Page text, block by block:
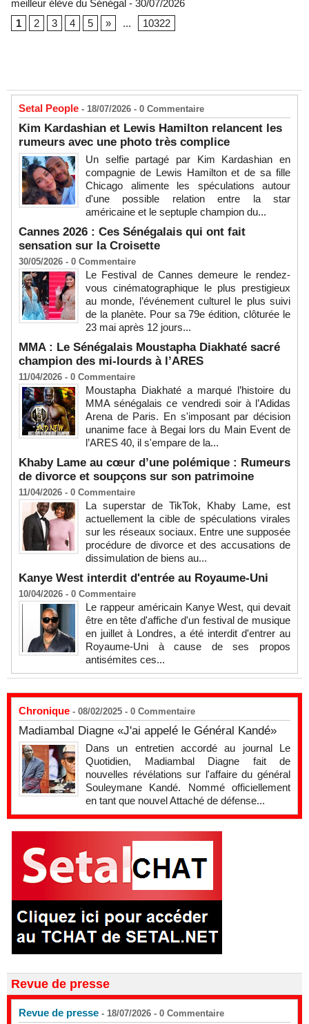
meilleur élève du Sénégal - 30/07/2026
1
2 3 4 5 » ... 10322
Setal People - 18/07/2026 - 0 Commentaire
Kim Kardashian et Lewis Hamilton relancent les
rumeurs avec une photo très complice
Un selfie partagé par Kim Kardashian en
compagnie de Lewis Hamilton et de sa fille
Chicago alimente les spéculations autour
d'une possible relation entre la star
américaine et le septuple champion du...
Cannes 2026 : Ces Sénégalais qui ont fait
sensation sur la Croisette
30/05/2026 - 0 Commentaire
Le Festival de Cannes demeure le rendez-
vous cinématographique le plus prestigieux
au monde, l’événement culturel le plus suivi
de la planète. Pour sa 79e édition, clôturée le
23 mai après 12 jours...
MMA : Le Sénégalais Moustapha Diakhaté sacré
champion des mi-lourds à l’ARES
11/04/2026 - 0 Commentaire
Moustapha Diakhaté a marqué l’histoire du
MMA sénégalais ce vendredi soir à l’Adidas
Arena de Paris. En s'imposant par décision
unanime face à Begai lors du Main Event de
l’ARES 40, il s'empare de la...
Khaby Lame au cœur d’une polémique : Rumeurs
de divorce et soupçons sur son patrimoine
11/04/2026 - 0 Commentaire
La superstar de TikTok, Khaby Lame, est
actuellement la cible de spéculations virales
sur les réseaux sociaux. Entre une supposée
procédure de divorce et des accusations de
dissimulation de biens au...
Kanye West interdit d'entrée au Royaume-Uni
10/04/2026 - 0 Commentaire
Le rappeur américain Kanye West, qui devait
être en tête d'affiche d'un festival de musique
en juillet à Londres, a été interdit d'entrer au
Royaume-Uni à cause de ses propos
antisémites ces...
Chronique - 08/02/2025 - 0 Commentaire
Madiambal Diagne «J'ai appelé le Général Kandé»
Dans un entretien accordé au journal Le
Quotidien, Madiambal Diagne fait de
nouvelles révélations sur l'affaire du général
Souleymane Kandé. Nommé officiellement
en tant que nouvel Attaché de défense...
Revue de presse
Revue de presse - 18/07/2026 - 0 Commentaire